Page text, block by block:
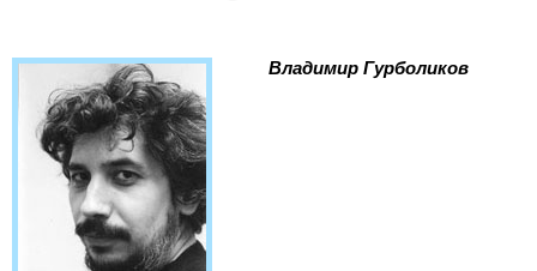
Владимир Гурболиков